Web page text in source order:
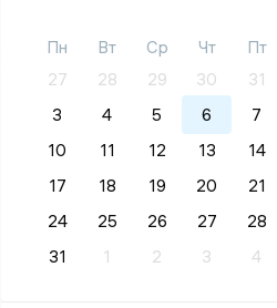
Пн Вт Ср Чт Пт
27
28 29 30 31
3
4 5 6 7
10
11 12 13 14
17
18 19 20 21
24
25 26 27 28
31
1 2 3 4